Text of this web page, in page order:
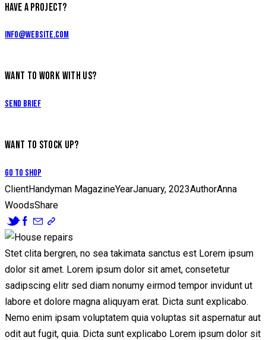
HAVE A PROJECT?
info@website.com
WANT TO WORK WITH US?
Send Brief
WANT TO STOCK UP?
Go to Shop
ClientHandyman MagazineYearJanuary, 2023AuthorAnna
WoodsShare
Stet clita bergren, no sea takimata sanctus est Lorem ipsum
dolor sit amet. Lorem ipsum dolor sit amet, consetetur
sadipscing elitr sed diam nonumy eirmod tempor invidunt ut
labore et dolore magna aliquyam erat. Dicta sunt explicabo.
Nemo enim ipsam voluptatem quia voluptas sit aspernatur aut
odit aut fugit, quia. Dicta sunt explicabo Lorem ipsum dolor sit